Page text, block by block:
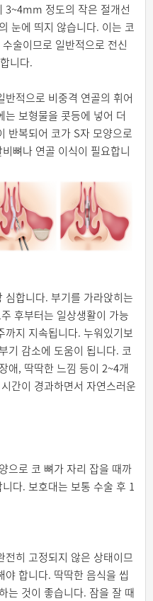
3~4mm 정도의 작은 절개선
눈에 띄지 않습니다. 이는 코
술이므로 일반적으로 전신
니다.
적으로 비중격 연골의 휘어
보형물을 콧등에 넣어 더
반복되어 코가 S자 모양으로
뼈나 연골 이식이 필요합니
합니다. 부기를 가라앉히는
후부터는 일상생활이 가능
지 지속됩니다. 누워있기보
기 감소에 도움이 됩니다. 코
애, 딱딱한 느낌 등이 2~4개
간이 경과하면서 자연스러운
으로 코 뼈가 자리 잡을 때까
다. 보호대는 보통 수술 후 1
히 고정되지 않은 상태이므
합니다. 딱딱한 음식을 씹
는 것이 좋습니다. 잠을 잘 때